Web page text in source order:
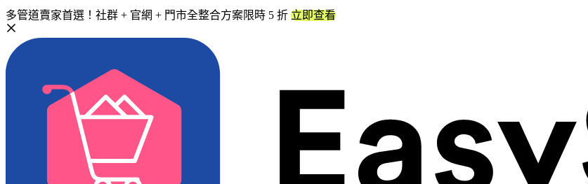
多管道賣家首選！社群 + 官網 + 門市全整合方案限時 5 折 立即查看